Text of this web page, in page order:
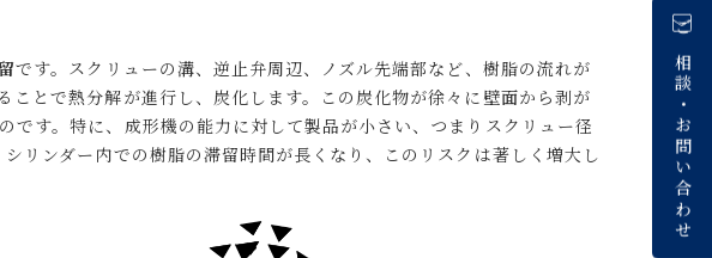
です。スクリューの溝、逆止弁周辺、ノズル先端部など、樹脂の流れが
とで熱分解が進行し、炭化します。この炭化物が徐々に壁面から剥が
です。特に、成形機の能力に対して製品が小さい、つまりスクリュー径
リンダー内での樹脂の滞留時間が長くなり、このリスクは著しく増大し
ご相談
・
お問い合わせ